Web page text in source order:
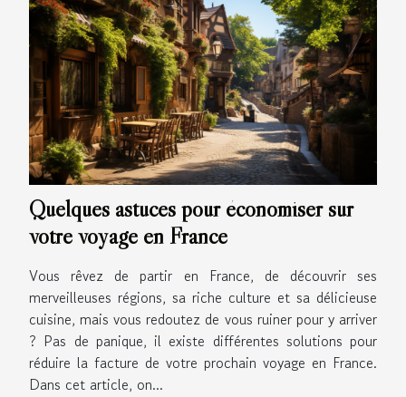
Quelques astuces pour économiser sur
votre voyage en France
Vous rêvez de partir en France, de découvrir ses
merveilleuses régions, sa riche culture et sa délicieuse
cuisine, mais vous redoutez de vous ruiner pour y arriver
? Pas de panique, il existe différentes solutions pour
réduire la facture de votre prochain voyage en France.
Dans cet article, on...